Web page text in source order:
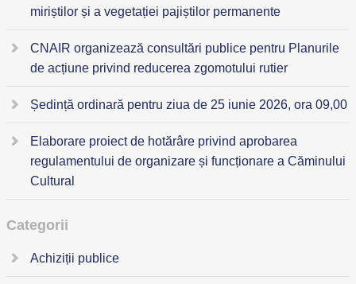
miriștilor și a vegetației pajiștilor permanente
CNAIR organizează consultări publice pentru Planurile
de acțiune privind reducerea zgomotului rutier
Ședință ordinară pentru ziua de 25 iunie 2026, ora 09,00
Elaborare proiect de hotărâre privind aprobarea
regulamentului de organizare și funcționare a Căminului
Cultural
Categorii
Achiziții publice